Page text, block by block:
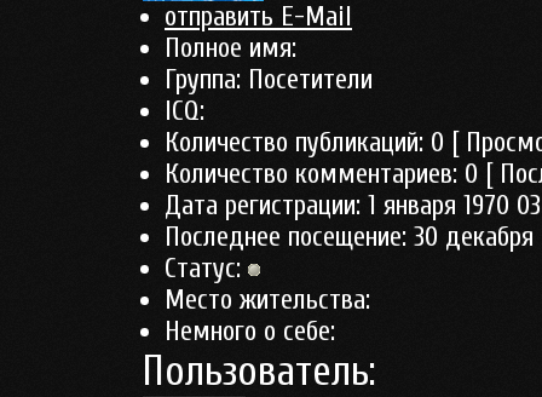
отправить E-Mail
Полное имя:
Группа: Посетители
ICQ:
Количество публикаций: 0 [
Количество комментариев: 0 [
Дата регистрации: 1 января 1970
Последнее посещение: 30 декабря
Статус:
Место жительства:
Немного о себе:
Пользователь: